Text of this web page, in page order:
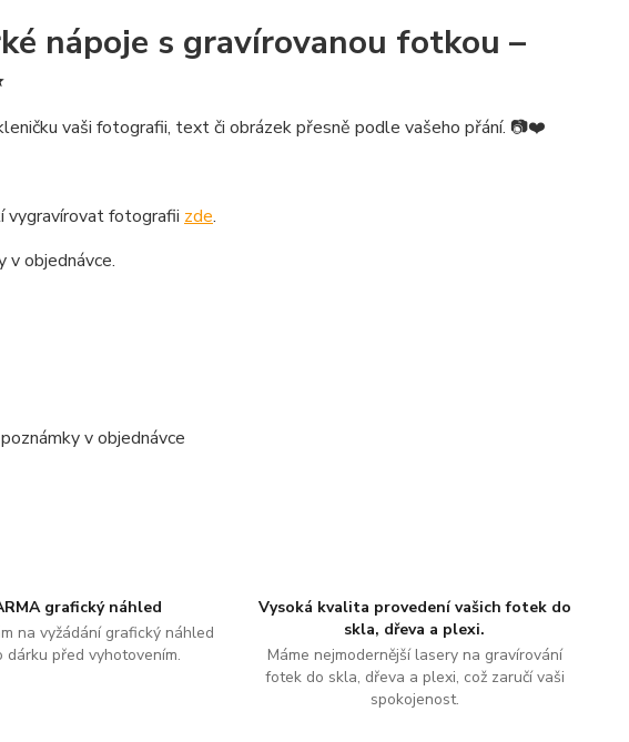
grafický náhled
na vyžádání grafický náhled
dárku před vyhotovením.
Vysoká kvalita provedení vašich fotek do
skla, dřeva a plexi.
Máme nejmodernější lasery na gravírování
fotek do skla, dřeva a plexi, což zaručí vaši
spokojenost.
nápoje s gravírovanou fotkou –
vaši fotografii, text či obrázek přesně podle vašeho přání. 📷❤️
vygravírovat fotografii zde.
v objednávce.
v objednávce